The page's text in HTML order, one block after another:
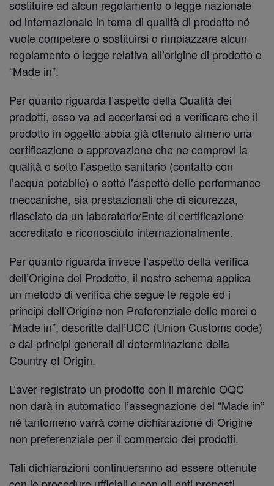
sostituire ad alcun regolamento o legge nazionale
od internazionale in tema di qualità di prodotto né
vuole competere o sostituirsi o rimpiazzare alcun
regolamento o legge relativa all’origine di prodotto o
“Made in”.
Per quanto riguarda l’aspetto della Qualità dei
prodotti, esso va ad accertarsi ed a verificare che il
prodotto in oggetto abbia già ottenuto almeno una
certificazione o approvazione che ne comprovi la
qualità o sotto l’aspetto sanitario (contatto con
l’acqua potabile) o sotto l’aspetto delle performance
meccaniche, sia prestazionali che di sicurezza,
rilasciato da un laboratorio/Ente di certificazione
accreditato e riconosciuto internazionalmente.
Per quanto riguarda invece l’aspetto della verifica
dell’Origine del Prodotto, il nostro schema applica
un metodo di verifica che segue le regole ed i
principi dell’Origine non Preferenziale delle merci o
“Made in”, descritte dall’UCC (Union Customs code)
e dai principi generali di determinazione della
Country of Origin.
L’aver registrato un prodotto con il marchio OQC
non darà in automatico l’assegnazione del “Made in”
né tantomeno varrà come dichiarazione di Origine
non preferenziale per il commercio dei prodotti.
Tali dichiarazioni continueranno ad essere ottenute